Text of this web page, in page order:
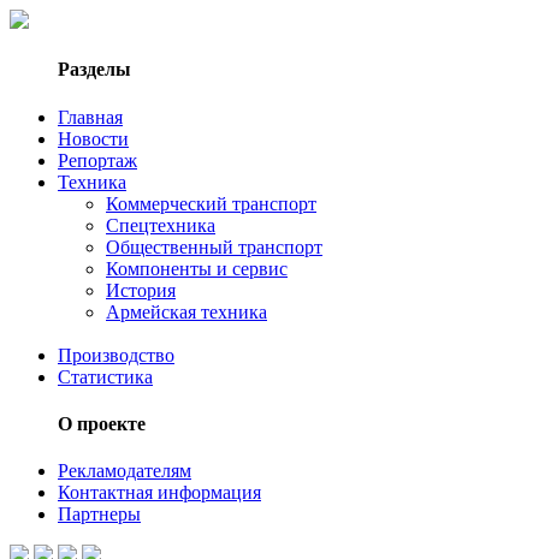
Разделы
Главная
Новости
Репортаж
Техника
Коммерческий транспорт
Спецтехника
Общественный транспорт
Компоненты и сервис
История
Армейская техника
Производство
Статистика
О проекте
Рекламодателям
Контактная информация
Партнеры